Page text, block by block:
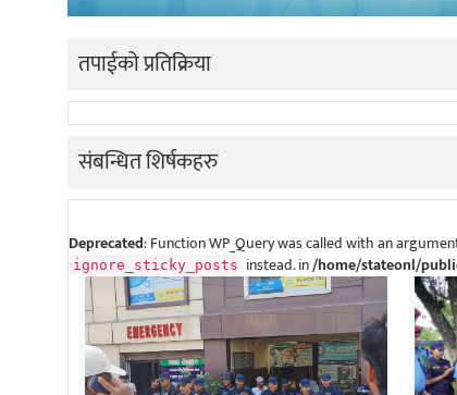
तपाईको प्रतिक्रिया
संबन्धित शिर्षकहरु
Deprecated: Function WP_Query was called with an
ignore_sticky_posts instead. in/home/stateonl/